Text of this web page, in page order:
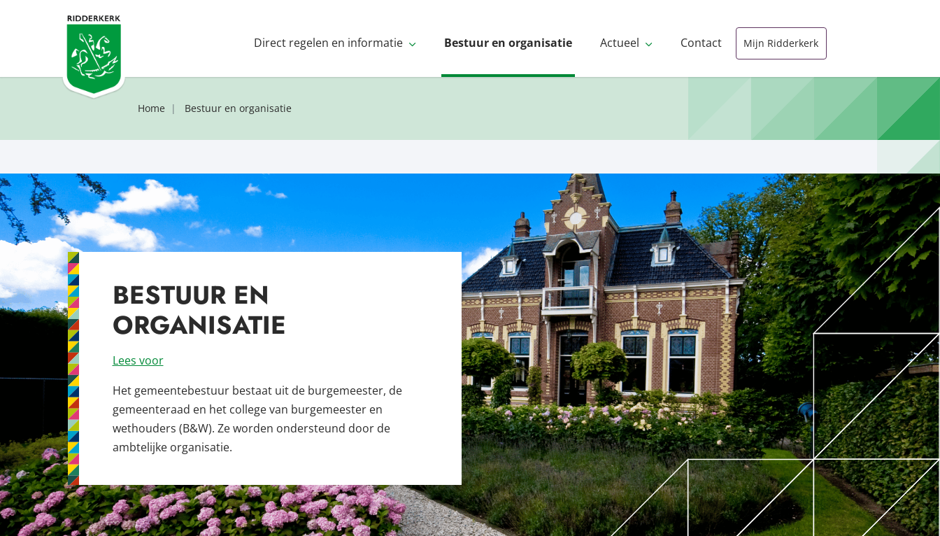
Direct regelen en informatie Bestuur en organisatie Actueel Contact Mijn Ridderkerk
Home Bestuur en organisatie
BESTUUR EN
ORGANISATIE
Lees voor
Het gemeentebestuur bestaat uit de burgemeester, de
gemeenteraad en het college van burgemeester en
wethouders (B&W). Ze worden ondersteund door de
ambtelijke organisatie.